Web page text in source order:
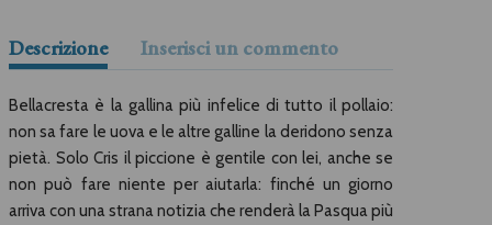
Descrizione Inserisci un commento
Bellacresta è la gallina più infelice di tutto il pollaio:
non sa fare le uova e le altre galline la deridono senza
pietà. Solo Cris il piccione è gentile con lei, anche se
non può fare niente per aiutarla: finché un giorno
arriva con una strana notizia che renderà la Pasqua più